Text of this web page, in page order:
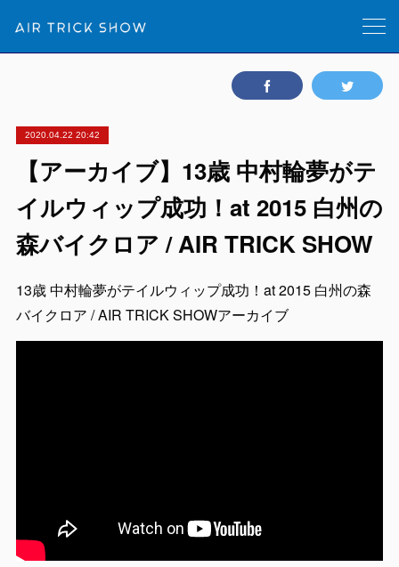
2020.04.22 20:42
【アーカイブ】13歳 中村輪夢がテ
イルウィップ成功！at 2015 白州の
森バイクロア / AIR TRICK SHOW
13歳 中村輪夢がテイルウィップ成功！at 2015 白州の森
バイクロア / AIR TRICK SHOWアーカイブ